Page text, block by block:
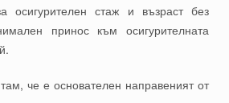
осигурителен стаж и възраст без
принос към осигурителната
че е основателен направеният от